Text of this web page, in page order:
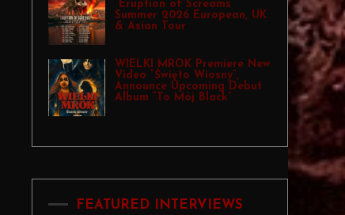
“Eruption of Screams”
Summer 2026 European, UK
& Asian Tour
WIELKI MROK Premiere New
Video “Święto Wiosny”,
Announce Upcoming Debut
Album “To Mój Black”
FEATURED INTERVIEWS